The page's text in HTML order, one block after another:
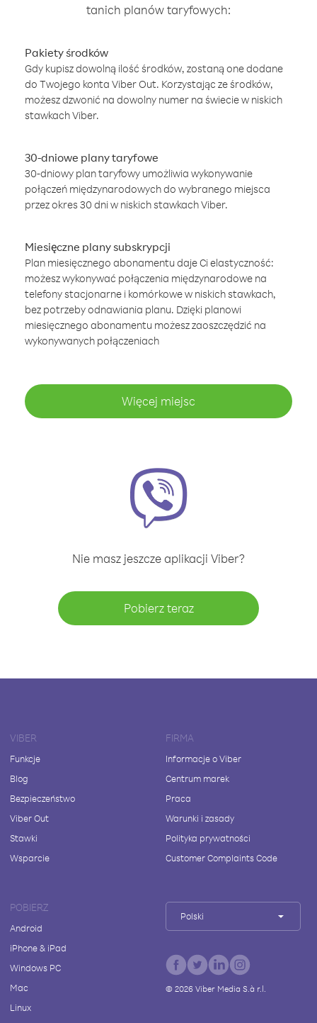
tanich planów taryfowych:
Pakiety środków
Gdy kupisz dowolną ilość środków, zostaną one dodane
do Twojego konta Viber Out. Korzystając ze środków,
możesz dzwonić na dowolny numer na świecie w niskich
stawkach Viber.
30-dniowe plany taryfowe
30-dniowy plan taryfowy umożliwia wykonywanie
połączeń międzynarodowych do wybranego miejsca
przez okres 30 dni w niskich stawkach Viber.
Miesięczne plany subskrypcji
Plan miesięcznego abonamentu daje Ci elastyczność:
możesz wykonywać połączenia międzynarodowe na
telefony stacjonarne i komórkowe w niskich stawkach,
bez potrzeby odnawiania planu. Dzięki planowi
miesięcznego abonamentu możesz zaoszczędzić na
wykonywanych połączeniach
Więcej miejsc
Nie masz jeszcze aplikacji Viber?
Pobierz teraz
VIBER
Funkcje
Blog
Bezpieczeństwo
Viber Out
Stawki
Wsparcie
FIRMA
Informacje o Viber
Centrum marek
Praca
Warunki i zasady
Polityka prywatności
Customer Complaints Code
POBIERZ
Android
iPhone & iPad
Windows PC
Mac
Linux
Polski
© 2026Viber Media S.à r.l.